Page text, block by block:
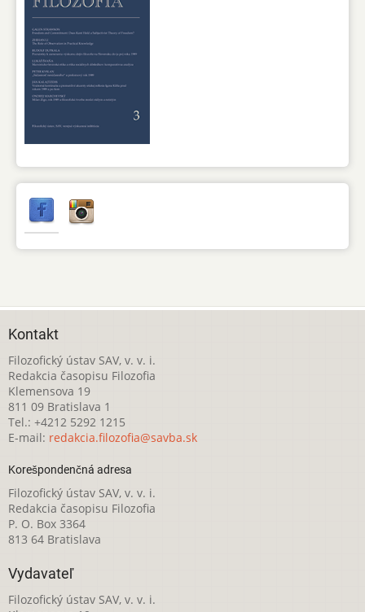
Kontakt
Filozofický ústav SAV, v. v. i.
Redakcia časopisu Filozofia
Klemensova 19
811 09 Bratislava 1
Tel.: +4212 5292 1215
E-mail: redakcia.filozofia@savba.sk
Korešpondenčná adresa
Filozofický ústav SAV, v. v. i.
Redakcia časopisu Filozofia
P. O. Box 3364
813 64 Bratislava
Vydavateľ
Filozofický ústav SAV, v. v. i.